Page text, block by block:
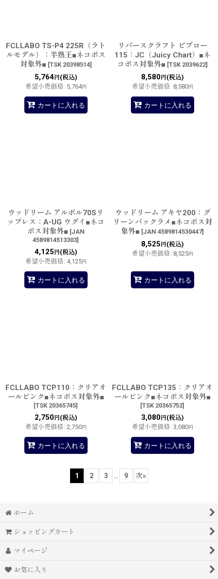
FCLLABO TS-P4 225R（ラト
ルモデル）：半熟王■ネコポス
対象外■ [TSK 20398514]
5,764円(税込)
希望小売価格: 5,764円
カートに入れる
リバースクラフト ビブロー
115：JC（Juicy Chart）■ネ
コポス対象外■ [TSK 2039622]
8,580円(税込)
希望小売価格: 8,580円
カートに入れる
ウッドリーム アルボル70Sリ
ップレス：A-UG ウグイ■ネコ
ポス対象外■ [JAN
4589814513303]
4,125 円(税込)
希望小売価格: 4,125円
カートに入れる
ウッドリーム アキヤ200：グ
リーンバックラメ■ネコポス対
象外■ [JAN 4589814530447]
8,525 円(税込)
希望小売価格: 8,525円
カートに入れる
FCLLABO TCP110：クリアオ
ールピンク■ネコポス対象外■
[TSK 20365745]
2,750円(税込)
希望小売価格: 2,750円
カートに入れる
FCLLABO TCP135：クリアオ
ールピンク■ネコポス対象外■
[TSK 20365752]
3,080円(税込)
希望小売価格: 3,080円
カートに入れる
1 2 3 ... 9 次»
ホーム
ショッピングカート
マイページ
お気に入り